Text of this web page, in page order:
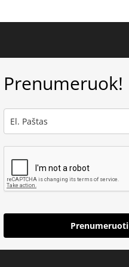
Prenumeruok!
Prenumeruoti